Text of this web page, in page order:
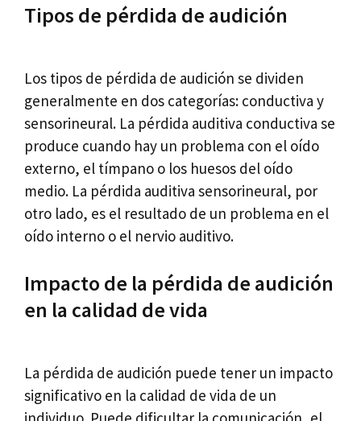
Tipos de pérdida de audición
Los tipos de pérdida de audición se dividen
generalmente en dos categorías: conductiva y
sensorineural. La pérdida auditiva conductiva se
produce cuando hay un problema con el oído
externo, el tímpano o los huesos del oído
medio. La pérdida auditiva sensorineural, por
otro lado, es el resultado de un problema en el
oído interno o el nervio auditivo.
Impacto de la pérdida de audición
en la calidad de vida
La pérdida de audición puede tener un impacto
significativo en la calidad de vida de un